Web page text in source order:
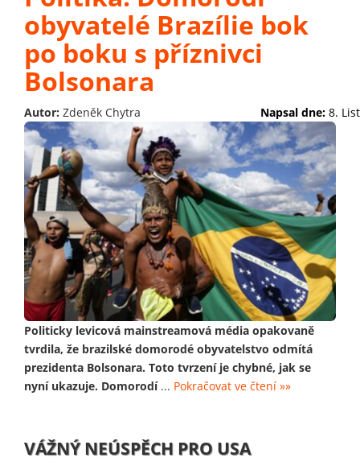
obyvatelé Brazílie bok
po boku s příznivci
Bolsonara
Autor: Zdeněk Chytra Napsal dne: 8.
Politicky levicová mainstreamová média opakovaně
tvrdila, že brazilské domorodé obyvatelstvo odmítá
prezidenta Bolsonara. Toto tvrzení je chybné, jak se
nyní ukazuje. Domorodí... Pokračovat ve čtení »»
VÁŽNÝ NEÚSPĚCH PRO USA